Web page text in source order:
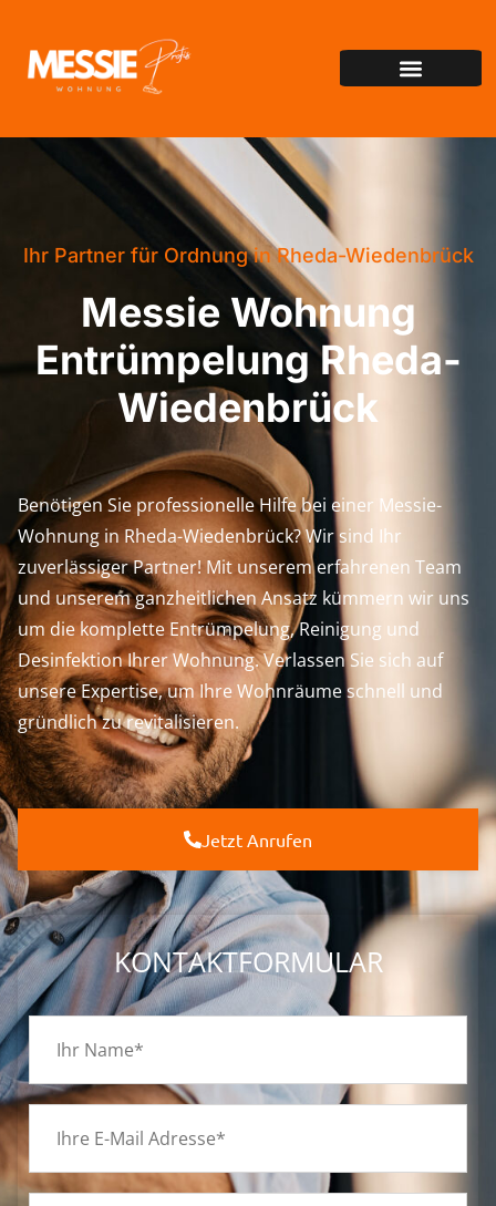
Ihr Partner für Ordnung in Rheda-Wiedenbrück
Messie Wohnung
Entrümpelung Rheda-
Wiedenbrück
Benötigen Sie professionelle Hilfe bei einer Messie-
Wohnung in Rheda-Wiedenbrück? Wir sind Ihr
zuverlässiger Partner! Mit unserem erfahrenen Team
und unserem ganzheitlichen Ansatz kümmern wir uns
um die komplette Entrümpelung, Reinigung und
Desinfektion Ihrer Wohnung. Verlassen Sie sich auf
unsere Expertise, um Ihre Wohnräume schnell und
gründlich zu revitalisieren.
Jetzt Anrufen
KONTAKTFORMULAR